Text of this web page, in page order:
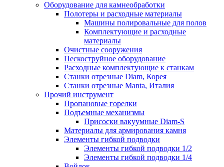
Оборудование для камнеобработки
Полотеры и расходные материалы
Машины полировальные для полов
Комплектующие и расходные
материалы
Очистные сооружения
Пескоструйное оборудование
Расходные комплектующие к станкам
Станки отрезные Diam, Корея
Станки отрезные Manta, Италия
Прочий инструмент
Пропановые горелки
Подъeмные механизмы
Присоски вакуумные Diam-S
Материалы для армирования камня
Элементы гибкой подводки
Элементы гибкой подводки 1/2
Элементы гибкой подводки 1/4